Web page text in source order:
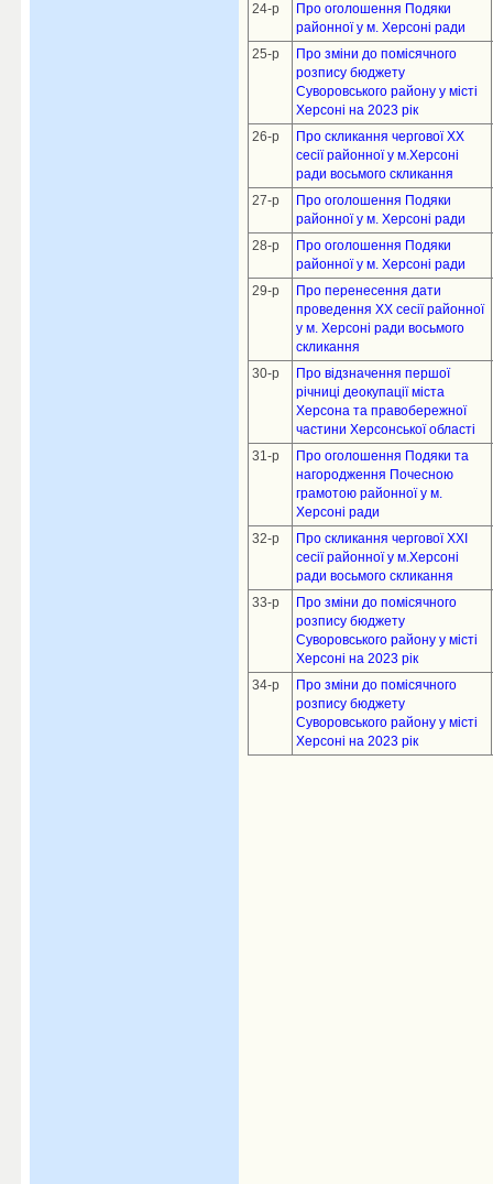
24-р
Про оголошення Подяки
районної у м. Херсоні ради
25-р
Про зміни до помісячного
розпису бюджету
Суворовського району у місті
Херсоні на 2023 рік
26-р
Про скликання чергової XX
сесії районної у м.Херсоні
ради восьмого скликання
27-р
Про оголошення Подяки
районної у м. Херсоні ради
28-р
Про оголошення Подяки
районної у м. Херсоні ради
29-р
Про перенесення дати
проведення ХХ сесії районної
у м. Херсоні ради восьмого
скликання
30-р
Про відзначення першої
річниці деокупації міста
Херсона та правобережної
частини Херсонської області
31-р
Про оголошення Подяки та
нагородження Почесною
грамотою районної у м.
Херсоні ради
32-р
Про скликання чергової XXI
сесії районної у м.Херсоні
ради восьмого скликання
33-р
Про зміни до помісячного
розпису бюджету
Суворовського району у місті
Херсоні на 2023 рік
34-р
Про зміни до помісячного
розпису бюджету
Суворовського району у місті
Херсоні на 2023 рік